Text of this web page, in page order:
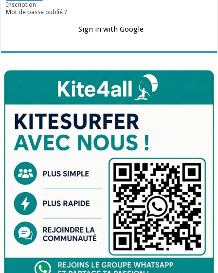
Inscription
Mot de passe oublié ?
Sign in with Google